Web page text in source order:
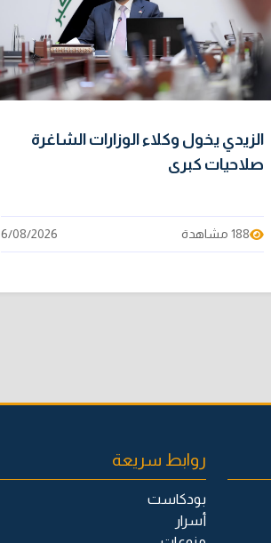
الزيدي يخول وكلاء الوزارات الشاغرة
صلاحيات كبرى
188 مشاهدة 6/08/2026
روابط سريعة
بودكاست
أسرار